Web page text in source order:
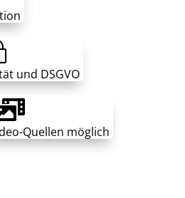
und DSGVO
Quellen möglich